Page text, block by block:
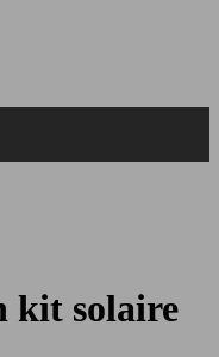
kit solaire